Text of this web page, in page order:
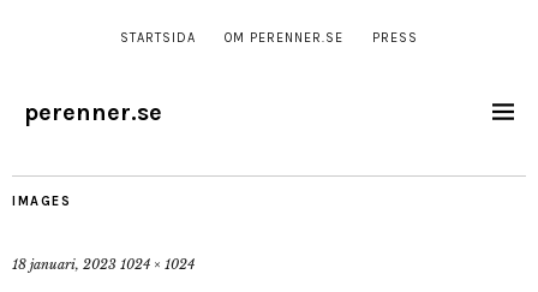
STARTSIDA OM PERENNER.SE PRESS
perenner.se
IMAGES
18 januari, 2023 1024 × 1024